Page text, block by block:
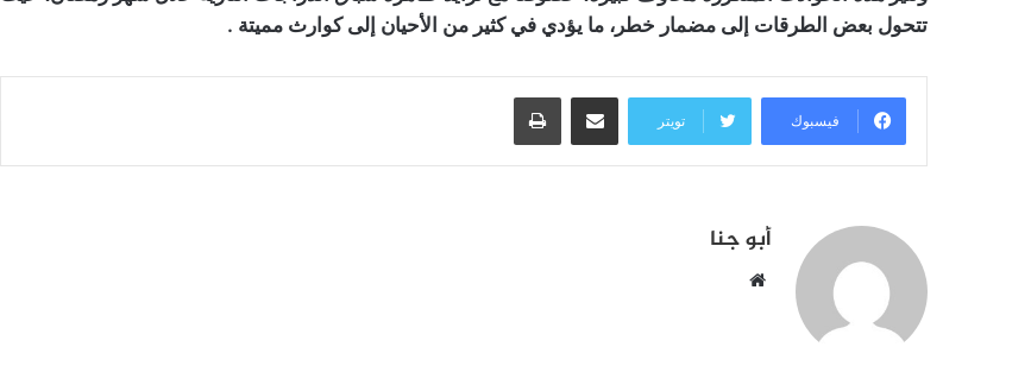
تتحول بعض الطرقات إلى مضمار خطر، ما يؤدي في كثير من الأحيان إلى كوارث مميتة .
فيسبوك تويتر
مشاركة عبر البريد طباعة
أبو جنا